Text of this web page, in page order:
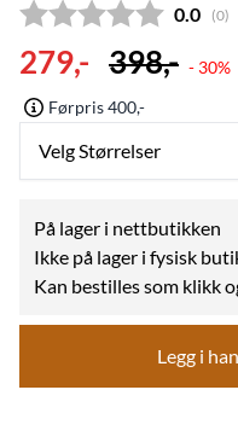
0.0 (0)
279,- 398,- - 30%
Førpris 400,-
Velg Størrelser
På lager i nettbutikken
Ikke på lager i fysisk
Kan bestilles som klikk
Legg i